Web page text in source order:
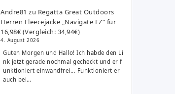
Andre81 zu Regatta Great Outdoors
Herren Fleecejacke „Navigate FZ“ für
16,98€ (Vergleich: 34,94€)
4. August 2026
Guten Morgen und Hallo! Ich habde den Li
nk jetzt gerade nochmal gecheckt und er f
unktioniert einwandfrei... Funktioniert er
auch bei…